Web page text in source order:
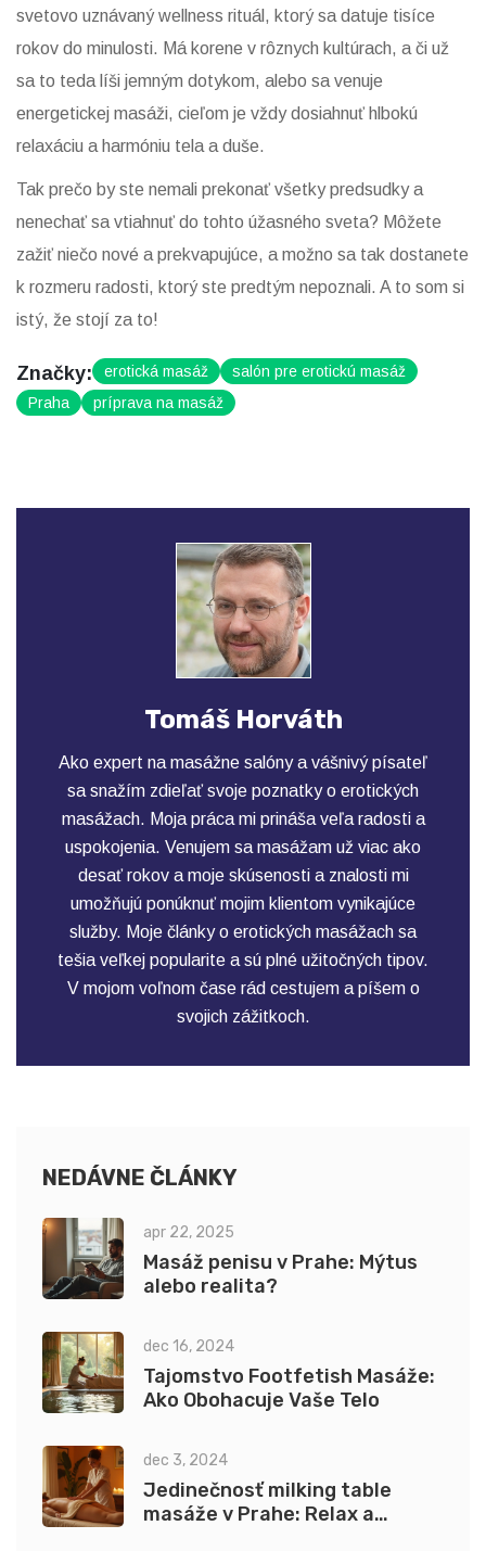
svetovo uznávaný wellness rituál, ktorý sa datuje tisíce
rokov do minulosti. Má korene v rôznych kultúrach, a či už
sa to teda líši jemným dotykom, alebo sa venuje
energetickej masáži, cieľom je vždy dosiahnuť hlbokú
relaxáciu a harmóniu tela a duše.
Tak prečo by ste nemali prekonať všetky predsudky a
nenechať sa vtiahnuť do tohto úžasného sveta? Môžete
zažiť niečo nové a prekvapujúce, a možno sa tak dostanete
k rozmeru radosti, ktorý ste predtým nepoznali. A to som si
istý, že stojí za to!
Značky: erotická masáž
salón pre erotickú masáž
Praha
príprava na masáž
Tomáš Horváth
Ako expert na masážne salóny a vášnivý písateľ
sa snažím zdieľať svoje poznatky o erotických
masážach. Moja práca mi prináša veľa radosti a
uspokojenia. Venujem sa masážam už viac ako
desať rokov a moje skúsenosti a znalosti mi
umožňujú ponúknuť mojim klientom vynikajúce
služby. Moje články o erotických masážach sa
tešia veľkej popularite a sú plné užitočných tipov.
V mojom voľnom čase rád cestujem a píšem o
svojich zážitkoch.
NEDÁVNE ČLÁNKY
apr 22, 2025
Masáž penisu v Prahe: Mýtus
alebo realita?
dec 16, 2024
Tajomstvo Footfetish Masáže:
Ako Obohacuje Vaše Telo
dec 3, 2024
Jedinečnosť milking table
masáže v Prahe: Relax a